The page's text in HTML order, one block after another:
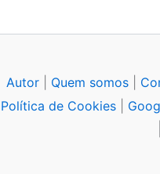
Autor Quem somos
Política de Cookies|